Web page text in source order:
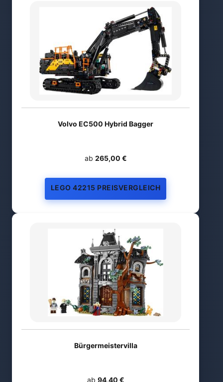
Volvo EC500 Hybrid Bagger
ab 265,00 €
LEGO 42215 PREISVERGLEICH
Bürgermeistervilla
ab 94,40 €